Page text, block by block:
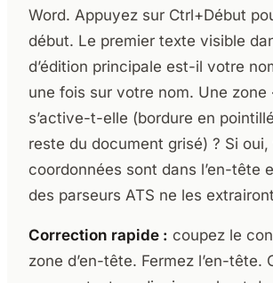
Word. Appuyez sur Ctrl+Début
début. Le premier texte visible
d’édition principale est-il votre
une fois sur votre nom. Une zone
s’active-t-elle (bordure en
reste du document grisé) ? Si oui,
coordonnées sont dans l’en-tête
des parseurs ATS ne les
Correction rapide : coupez le
zone d’en-tête. Fermez l’en-tête.